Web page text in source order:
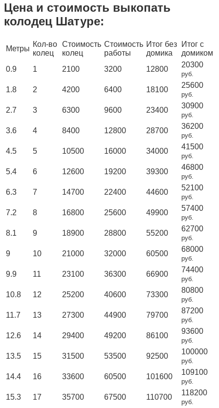
Цена и стоимость выкопать
колодец Шатуре:
Метры
Кол-во
колец
Стоимость
колец
Стоимость
работы
Итог без
домика
Итог с
домиком
0.9
1 2100 3200 12800
20300
руб.
1.8 2 4200 6400 18100
25600
руб.
2.7 3 6300 9600 23400
30900
руб.
3.6 4 8400 12800 28700
36200
руб.
4.5 5 10500 16000 34000
41500
руб.
5.4 6 12600 19200 39300
46800
руб.
6.3 7 14700 22400 44600
52100
руб.
7.2 8 16800 25600 49900
57400
руб.
8.1 9 18900 28800 55200
62700
руб.
9 10 21000 32000 60500
68000
руб.
9.9 11 23100 36300 66900
74400
руб.
10.8 12 25200 40600 73300
80800
руб.
11.7 13 27300 44900 79700
87200
руб.
12.6 14 29400 49200 86100
93600
руб.
13.5 15 31500 53500 92500
100000
руб.
14.4 16 33600 60500 101600
109100
руб.
15.3 17 35700 67500 110700
118200
руб.